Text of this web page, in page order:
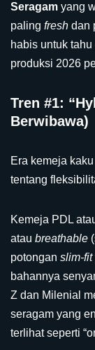
Seragam yang
paling fresh dan
habis untuk
produksi 2026
Tren #1:
Berwibawa)
Era kemeja
tentang
Kemeja PDL
atau breathable
potongan slim-fit
bahannya
Z dan Milenial
seragam yang
terlihat seperti